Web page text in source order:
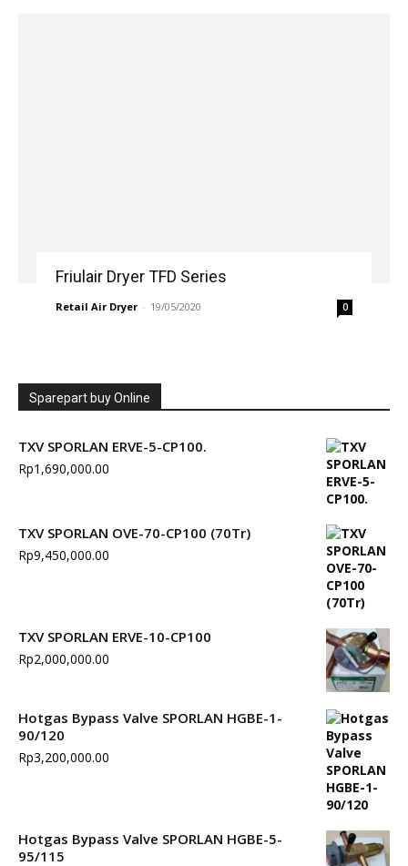
Friulair Dryer TFD Series
Retail Air Dryer - 19/05/2020 0
Sparepart buy Online
TXV SPORLAN ERVE-5-CP100.
Rp1,690,000.00
TXV SPORLAN OVE-70-CP100 (70Tr)
Rp9,450,000.00
TXV SPORLAN ERVE-10-CP100
Rp2,000,000.00
Hotgas Bypass Valve SPORLAN HGBE-1-
90/120
Rp3,200,000.00
Hotgas Bypass Valve SPORLAN HGBE-5-
95/115